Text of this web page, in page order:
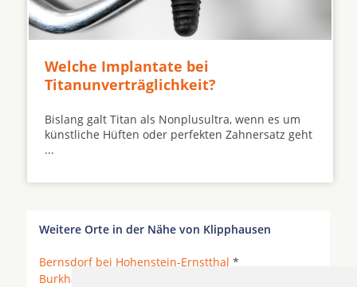
Welche Implantate bei
Titanunverträglichkeit?
Bislang galt Titan als Nonplusultra, wenn es um
künstliche Hüften oder perfekten Zahnersatz geht
...
Weitere Orte in der Nähe von Klipphausen
Bernsdorf bei Hohenstein-Ernstthal *
Burkhardtsdorf